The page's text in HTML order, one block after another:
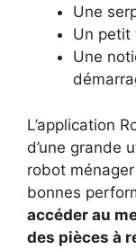
Une
Un petit
Une
L’application
d’une grande
robot
bonnes
accéder au
des pièces à